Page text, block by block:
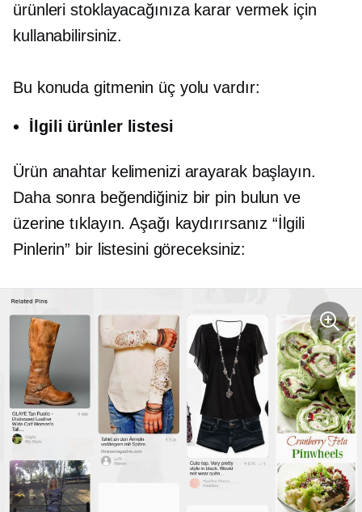
ürünleri stoklayacağınıza karar vermek için
kullanabilirsiniz.
Bu konuda gitmenin üç yolu vardır:
İlgili ürünler listesi
Ürün anahtar kelimenizi arayarak başlayın.
Daha sonra beğendiğiniz bir pin bulun ve
üzerine tıklayın. Aşağı kaydırırsanız “İlgili
Pinlerin” bir listesini göreceksiniz: